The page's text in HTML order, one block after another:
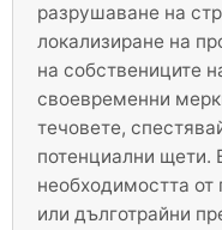
разрушаване на
локализиране на
на собствениците
своевременни
течовете,
потенциални щети.
необходимостта
или дълготрайни